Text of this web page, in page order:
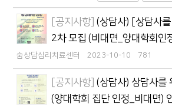
[공지사항] (상담사) [상담사
2차 모집 (비대면_양대학회인
숨상담심리치료센터 2023-10-10 781
[공지사항] (상담사) 상담사를
(양대학회 집단 인정_비대면)